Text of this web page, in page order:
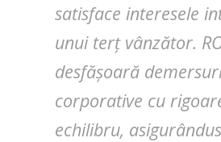
satisface interesele
unui terț vânzător.
desfășoară
corporative cu
echilibru,